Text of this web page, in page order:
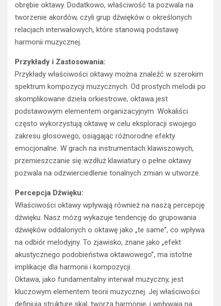
obrębie oktawy. Dodatkowo, właściwość ta pozwala na
tworzenie akordów, czyli grup dźwięków o określonych
relacjach interwałowych, które stanowią podstawę
harmonii muzycznej.
Przykłady i Zastosowania:
Przykłady właściwości oktawy można znaleźć w szerokim
spektrum kompozycji muzycznych. Od prostych melodii po
skomplikowane dzieła orkiestrowe, oktawa jest
podstawowym elementem organizacyjnym. Wokaliści
często wykorzystują oktawę w celu eksploracji swojego
zakresu głosowego, osiągając różnorodne efekty
emocjonalne. W grach na instrumentach klawiszowych,
przemieszczanie się wzdłuż klawiatury o pełne oktawy
pozwala na odzwierciedlenie tonalnych zmian w utworze.
Percepcja Dźwięku:
Właściwości oktawy wpływają również na naszą percepcję
dźwięku. Nasz mózg wykazuje tendencję do grupowania
dźwięków oddalonych o oktawę jako „te same”, co wpływa
na odbiór melodyjny. To zjawisko, znane jako „efekt
akustycznego podobieństwa oktawowego”, ma istotne
implikacje dla harmonii i kompozycji.
Oktawa, jako fundamentalny interwał muzyczny, jest
kluczowym elementem teorii muzycznej. Jej właściwości